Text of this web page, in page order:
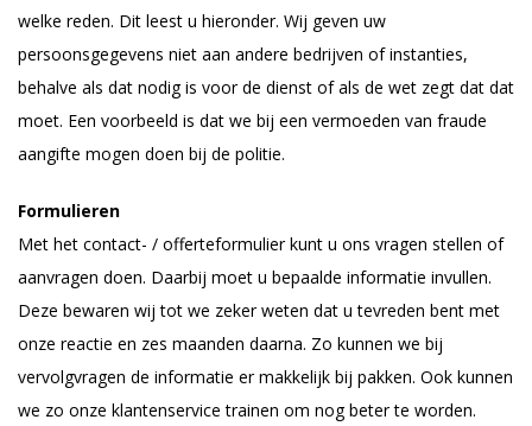
welke reden. Dit leest u hieronder. Wij geven uw
persoonsgegevens niet aan andere bedrijven of instanties,
behalve als dat nodig is voor de dienst of als de wet zegt dat dat
moet. Een voorbeeld is dat we bij een vermoeden van fraude
aangifte mogen doen bij de politie.
Formulieren
Met het contact- / offerteformulier kunt u ons vragen stellen of
aanvragen doen. Daarbij moet u bepaalde informatie invullen.
Deze bewaren wij tot we zeker weten dat u tevreden bent met
onze reactie en zes maanden daarna. Zo kunnen we bij
vervolgvragen de informatie er makkelijk bij pakken. Ook kunnen
we zo onze klantenservice trainen om nog beter te worden.